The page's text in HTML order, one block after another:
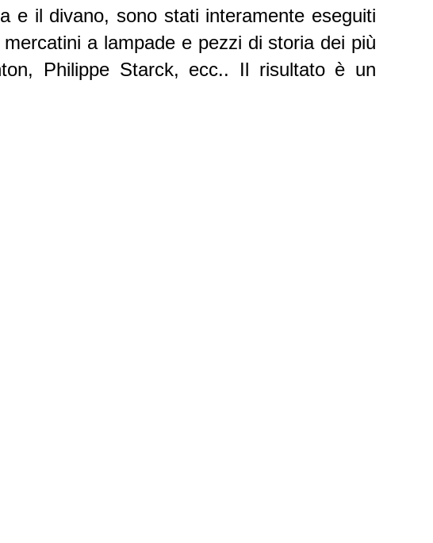
e il divano, sono stati interamente eseguiti
a lampade e pezzi di storia dei più
Philippe Starck, ecc.. Il risultato è un